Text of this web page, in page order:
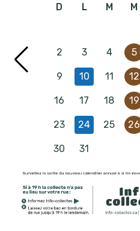
D L M M
2 3 4 5
9 10 11 12
16 17 18 19
23 24 25 26
30 31